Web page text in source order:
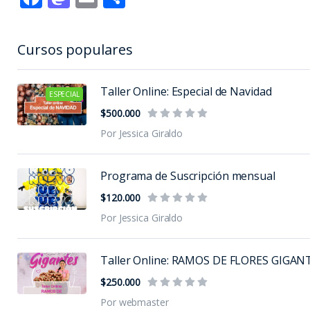
Cursos populares
ESPECIAL Taller Online: Especial de Navidad
$500.000
Por Jessica Giraldo
Programa de Suscripción mensual
$120.000
Por Jessica Giraldo
Taller Online: RAMOS DE FLORES
$250.000
Por webmaster